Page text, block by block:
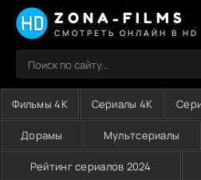
ZONA-FILMS
СМОТРЕТЬ ОНЛАЙН В HD
Фильмы 4K Сериалы 4K
Дорамы Мультсериалы
Рейтинг сериалов 2024